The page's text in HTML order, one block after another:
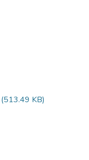
(513.49 KB)